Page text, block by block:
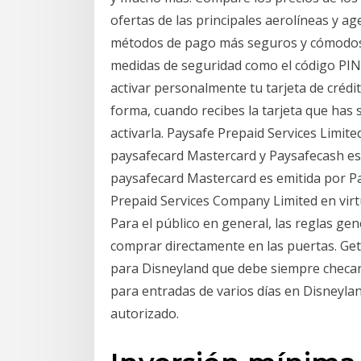
ofertas de las principales aerolíneas y
métodos de pago más seguros y
medidas de seguridad como el código
activar personalmente tu tarjeta de
forma, cuando recibes la tarjeta que
activarla. Paysafe Prepaid Services
paysafecard Mastercard y Paysafecash
paysafecard Mastercard es emitida por
Prepaid Services Company Limited en
Para el público en general, las reglas
comprar directamente en las puertas.
para Disneyland que debe siempre
para entradas de varios días en
autorizado.